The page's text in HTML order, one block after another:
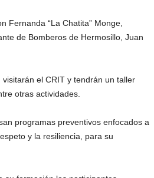
Fernanda “La Chatita” Monge,
de Bomberos de Hermosillo, Juan
el CRIT y tendrán un taller
otras actividades.
programas preventivos enfocados a
y la resiliencia, para su